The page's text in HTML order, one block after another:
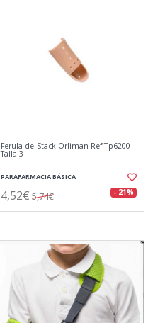
Ferula de Stack Orliman Ref Tp6200
Talla 3
PARAFARMACIA BÁSICA
4,52€ 5,74€ - 21%